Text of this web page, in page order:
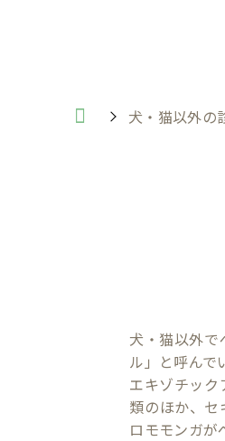
犬・猫以外の
犬・猫以外
ル」と呼んで
エキゾチッ
類のほか、セ
ロモモンガが